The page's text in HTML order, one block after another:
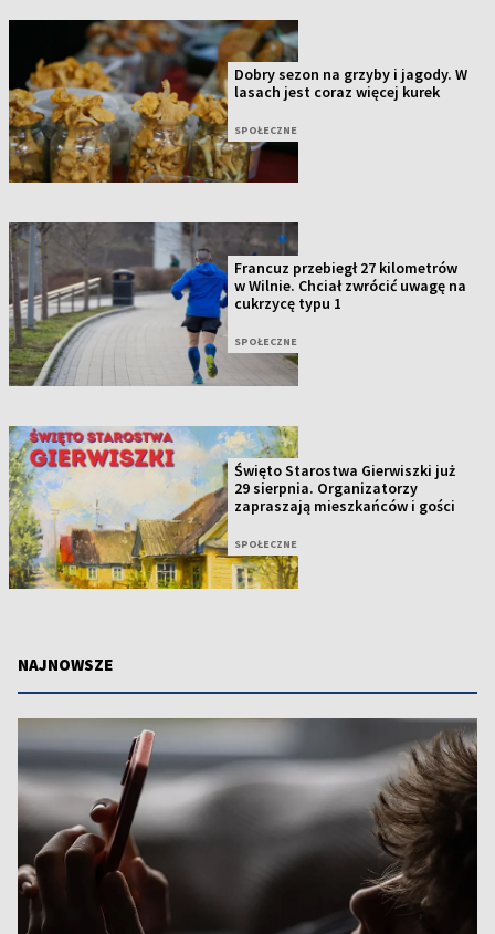
Dobry sezon na grzyby i jagody. W
lasach jest coraz więcej kurek
SPOŁECZNE
Francuz przebiegł 27 kilometrów
w Wilnie. Chciał zwrócić uwagę na
cukrzycę typu 1
SPOŁECZNE
Święto Starostwa Gierwiszki już
29 sierpnia. Organizatorzy
zapraszają mieszkańców i gości
SPOŁECZNE
NAJNOWSZE